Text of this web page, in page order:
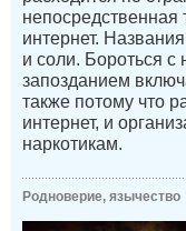
непосредственная
интернет.
и соли. Бороться с
запозданием
также потому что
интернет, и
наркотикам.
Родноверие, язычество